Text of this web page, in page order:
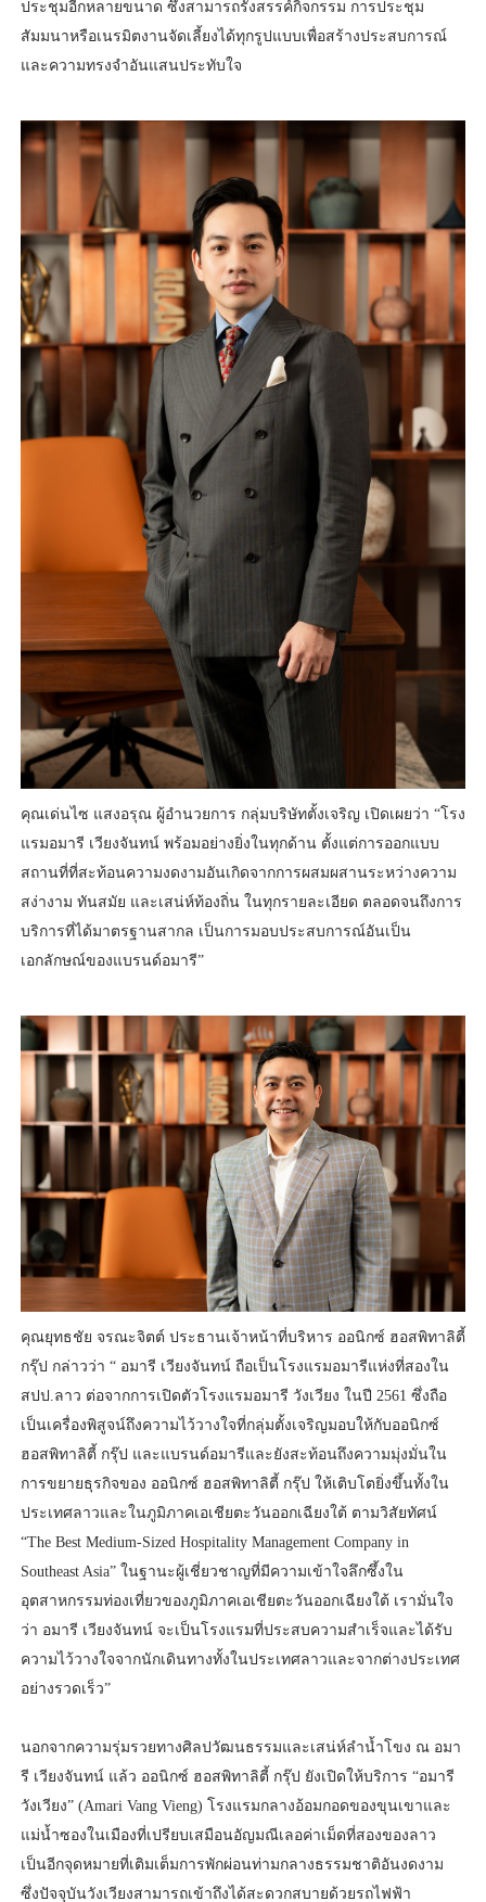
ประชุมอีกหลายขนาด ซึ่งสามารถรังสรรค์กิจกรรม การประชุม
สัมมนาหรือเนรมิตงานจัดเลี้ยงได้ทุกรูปแบบเพื่อสร้างประสบการณ์
และความทรงจำอันแสนประทับใจ
คุณเด่นไซ แสงอรุณ ผู้อำนวยการ กลุ่มบริษัทตั้งเจริญ เปิดเผยว่า “โรง
แรมอมารี เวียงจันทน์ พร้อมอย่างยิ่งในทุกด้าน ตั้งแต่การออกแบบ
สถานที่ที่สะท้อนความงดงามอันเกิดจากการผสมผสานระหว่างความ
สง่างาม ทันสมัย และเสน่ห์ท้องถิ่น ในทุกรายละเอียด ตลอดจนถึงการ
บริการที่ได้มาตรฐานสากล เป็นการมอบประสบการณ์อันเป็น
เอกลักษณ์ของแบรนด์อมารี”
คุณยุทธชัย จรณะจิตต์ ประธานเจ้าหน้าที่บริหาร ออนิกซ์ ฮอสพิทาลิตี้
กรุ๊ป กล่าวว่า “ อมารี เวียงจันทน์ ถือเป็นโรงแรมอมารีแห่งที่สองใน
สปป.ลาว ต่อจากการเปิดตัวโรงแรมอมารี วังเวียง ในปี 2561 ซึ่งถือ
เป็นเครื่องพิสูจน์ถึงความไว้วางใจที่กลุ่มตั้งเจริญมอบให้กับออนิกซ์
ฮอสพิทาลิตี้ กรุ๊ป และแบรนด์อมารีและยังสะท้อนถึงความมุ่งมั่นใน
การขยายธุรกิจของ ออนิกซ์ ฮอสพิทาลิตี้ กรุ๊ป ให้เติบโตยิ่งขึ้นทั้งใน
ประเทศลาวและในภูมิภาคเอเชียตะวันออกเฉียงใต้ ตามวิสัยทัศน์
“The Best Medium-Sized Hospitality Management Company in
Southeast Asia” ในฐานะผู้เชี่ยวชาญที่มีความเข้าใจลึกซึ้งใน
อุตสาหกรรมท่องเที่ยวของภูมิภาคเอเชียตะวันออกเฉียงใต้ เรามั่นใจ
ว่า อมารี เวียงจันทน์ จะเป็นโรงแรมที่ประสบความสำเร็จและได้รับ
ความไว้วางใจจากนักเดินทางทั้งในประเทศลาวและจากต่างประเทศ
อย่างรวดเร็ว”
นอกจากความรุ่มรวยทางศิลปวัฒนธรรมและเสน่ห์ลำน้ำโขง ณ อมา
รี เวียงจันทน์ แล้ว ออนิกซ์ ฮอสพิทาลิตี้ กรุ๊ป ยังเปิดให้บริการ “อมารี
วังเวียง” (Amari Vang Vieng) โรงแรมกลางอ้อมกอดของขุนเขาและ
แม่น้ำซองในเมืองที่เปรียบเสมือนอัญมณีเลอค่าเม็ดที่สองของลาว
เป็นอีกจุดหมายที่เติมเต็มการพักผ่อนท่ามกลางธรรมชาติอันงดงาม
ซึ่งปัจจุบันวังเวียงสามารถเข้าถึงได้สะดวกสบายด้วยรถไฟฟ้า